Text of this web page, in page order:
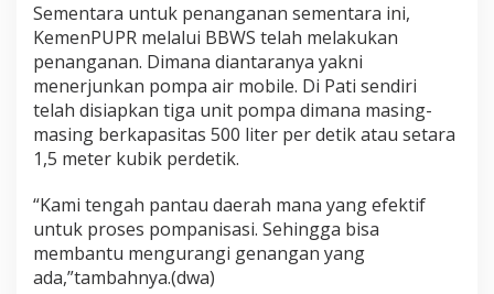
Sementara untuk penanganan sementara ini,
KemenPUPR melalui BBWS telah melakukan
penanganan. Dimana diantaranya yakni
menerjunkan pompa air mobile. Di Pati sendiri
telah disiapkan tiga unit pompa dimana masing-
masing berkapasitas 500 liter per detik atau setara
1,5 meter kubik perdetik.
“Kami tengah pantau daerah mana yang efektif
untuk proses pompanisasi. Sehingga bisa
membantu mengurangi genangan yang
ada,”tambahnya.(dwa)